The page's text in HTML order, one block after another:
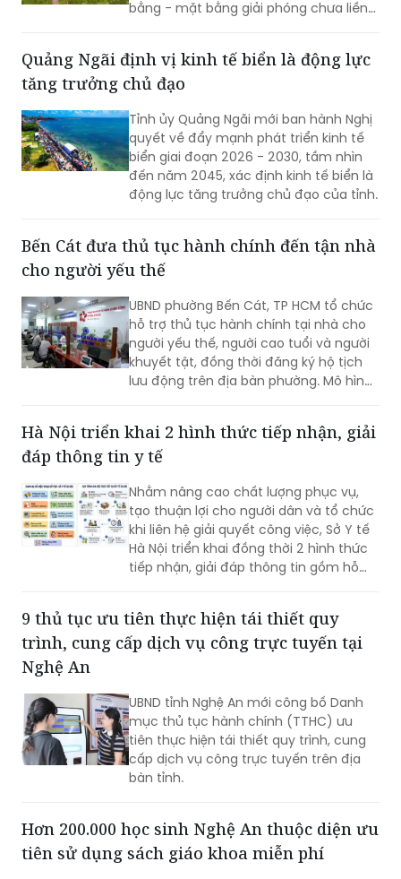
bằng - mặt bằng giải phóng chưa liền
Quảng Ngãi định vị kinh tế biển là động lực
tăng trưởng chủ đạo
Tỉnh ủy Quảng Ngãi mới ban hành Nghị
quyết về đẩy mạnh phát triển kinh tế
biển giai đoạn 2026 - 2030, tầm nhìn
đến năm 2045, xác định kinh tế biển là
động lực tăng trưởng chủ đạo của tỉnh.
Bến Cát đưa thủ tục hành chính đến tận nhà
cho người yếu thế
UBND phường Bến Cát, TP HCM tổ chức
hỗ trợ thủ tục hành chính tại nhà cho
người yếu thế, người cao tuổi và người
khuyết tật, đồng thời đăng ký hộ tịch
lưu động trên địa bàn phường. Mô hình
Hà Nội triển khai 2 hình thức tiếp nhận, giải
đáp thông tin y tế
Nhằm nâng cao chất lượng phục vụ,
tạo thuận lợi cho người dân và tổ chức
khi liên hệ giải quyết công việc, Sở Y tế
Hà Nội triển khai đồng thời 2 hình thức
tiếp nhận, giải đáp thông tin gồm hỗ
9 thủ tục ưu tiên thực hiện tái thiết quy
trình, cung cấp dịch vụ công trực tuyến tại
Nghệ An
UBND tỉnh Nghệ An mới công bố Danh
mục thủ tục hành chính (TTHC) ưu
tiên thực hiện tái thiết quy trình, cung
cấp dịch vụ công trực tuyến trên địa
bàn tỉnh.
Hơn 200.000 học sinh Nghệ An thuộc diện ưu
tiên sử dụng sách giáo khoa miễn phí